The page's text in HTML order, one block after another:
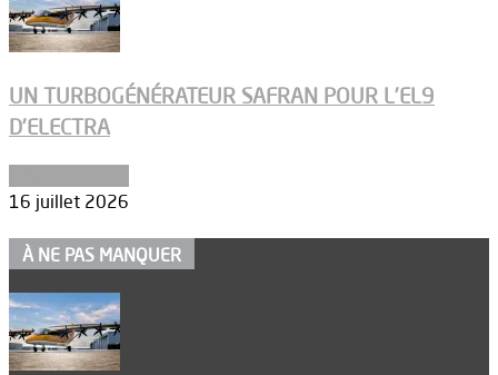
UN TURBOGÉNÉRATEUR SAFRAN POUR L’EL9
D’ELECTRA
16 juillet 2026
À NE PAS MANQUER